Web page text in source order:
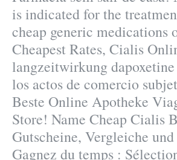
is indicated for the
cheap generic
Cheapest Rates, Cialis
langzeitwirkung
los actos de comercio
Beste Online Apotheke
Store! Name Cheap Cialis
Gutscheine, Vergleiche
Gagnez du temps :